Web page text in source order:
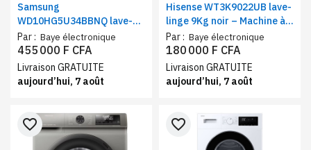
Samsung
WD10HG5U34BBNQ lave-
linge séchant 10Kg/6Kg |
Machine à laver séchante AI
Ecobubble 1400 Tr/Min WiFi
SmartThings noir
Par : Baye électronique
455 000 F CFA
Livraison GRATUITE
aujourd’hui, 7 août
Hisense WT3K9022UB lave-
linge 9Kg noir – Machine à
laver chargement supérieur
Par : Baye électronique
180 000 F CFA
Livraison GRATUITE
aujourd’hui, 7 août
favorite_border favorite_border